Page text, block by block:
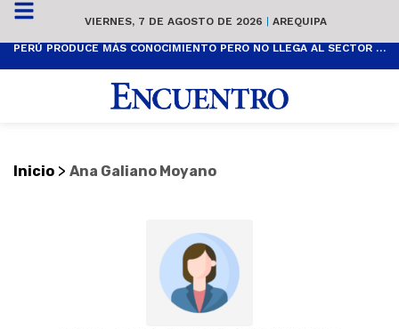
VIERNES, 7 DE AGOSTO DE 2026 | AREQUIPA
PERÚ PRODUCE MÁS CONOCIMIENTO PERO NO LLEGA AL SECTOR PRODUCTIVO
Inicio > Ana Galiano Moyano